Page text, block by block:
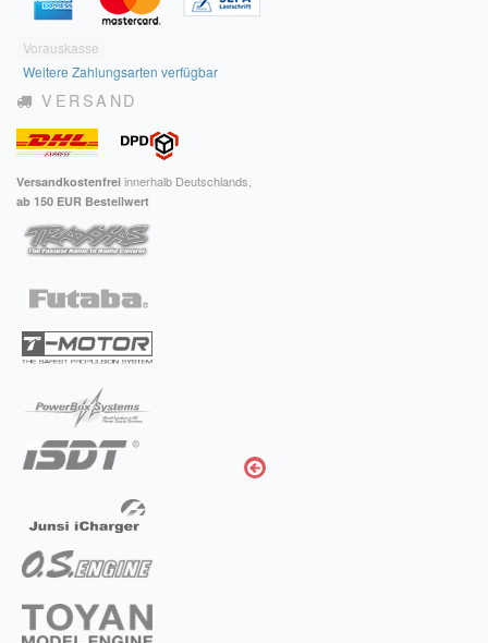
FAQ
ÜBER UNS
Was wir bieten
Unsere Philosophie
KONTAKT
MEIN KONTO
WARENKORB
Vorauskasse
Weitere Zahlungsarten verfügbar
VERSAND
Versandkostenfrei innerhalb Deutschlands,
ab 150 EUR Bestellwert